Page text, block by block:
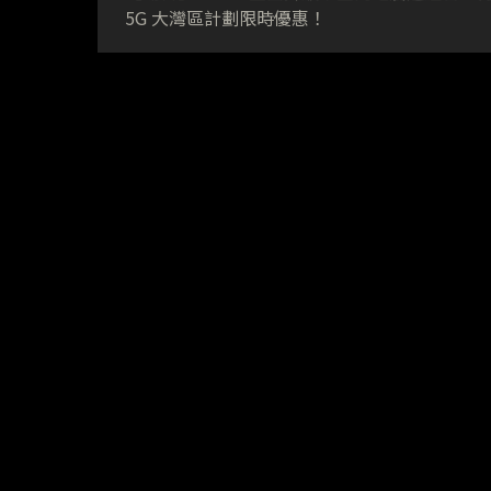
5G 大灣區計劃限時優惠！